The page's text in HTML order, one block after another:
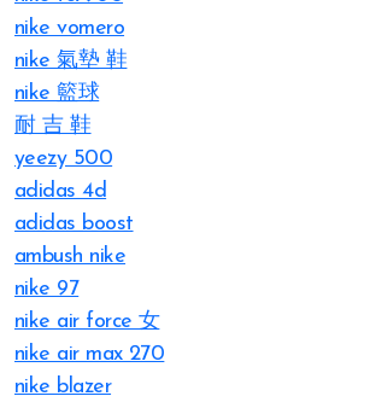
nike vomero
nike 氣墊 鞋
nike 籃球
耐 吉 鞋
yeezy 500
adidas 4d
adidas boost
ambush nike
nike 97
nike air force 女
nike air max 270
nike blazer